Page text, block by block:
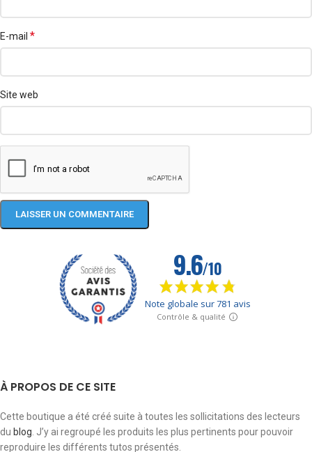
E-mail *
Site web
À PROPOS DE CE SITE
Cette boutique a été créé suite à toutes les sollicitations des lecteurs
du blog . J’y ai regroupé les produits les plus pertinents pour pouvoir
reproduire les différents tutos présentés.